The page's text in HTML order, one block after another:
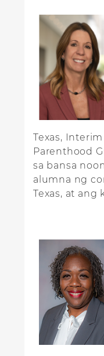
Texas,
Parenthood
sa bansa
alumna ng
Texas, at